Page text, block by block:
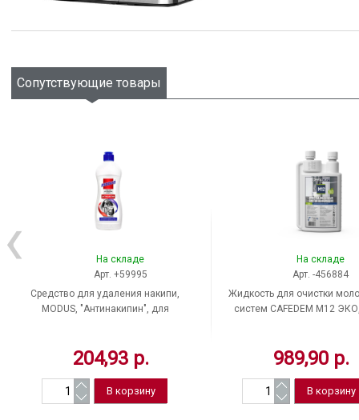
Сопутствующие товары
На складе
Арт. +59995
Средство для удаления накипи,
MODUS, "Антинакипин", для
жидкость, 450 мл, Россия
204,93 р.
На складе
Арт. -456884
Жидкость для очистки
систем CAFEDEM M12
989,90 р.